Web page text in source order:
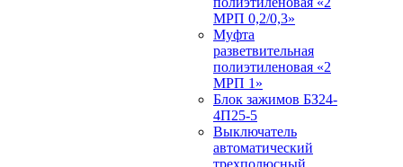
МРП 0,2/0,3»
Муфта
разветвительная
полиэтиленовая «2
МРП 1»
Блок зажимов БЗ24-
4П25-5
Выключатель
автоматический
трехполюсный